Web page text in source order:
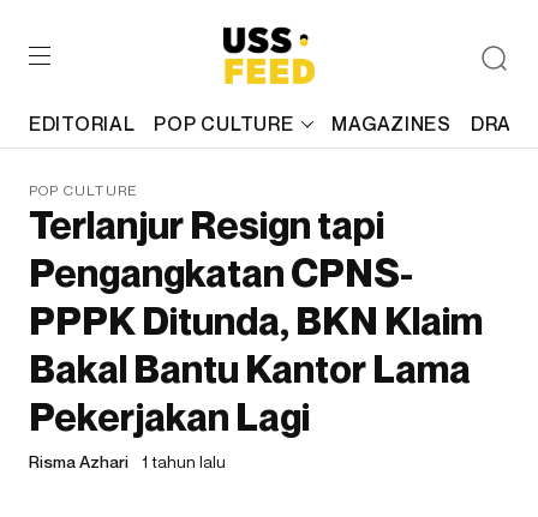
EDITORIAL POP CULTURE MAGAZINES
POP CULTURE
Terlanjur Resign tapi
Pengangkatan CPNS-
PPPK Ditunda, BKN Klaim
Bakal Bantu Kantor Lama
Pekerjakan Lagi
Risma Azhari 1 tahun lalu